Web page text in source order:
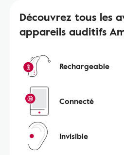
Découvrez tous les
appareils auditifs
Rechargeable
Connecté
Invisible